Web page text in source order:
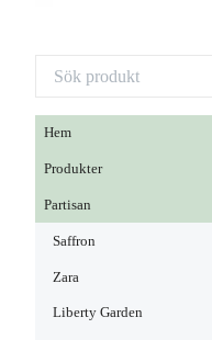
Hem
Produkter
Partisan
Saffron
Zara
Liberty Garden